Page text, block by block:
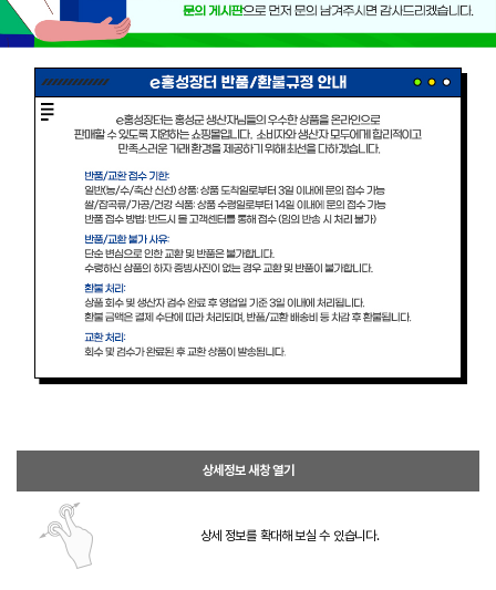
상세정보 새창 열기
상세 정보를 확대해 보실 수 있습니다.